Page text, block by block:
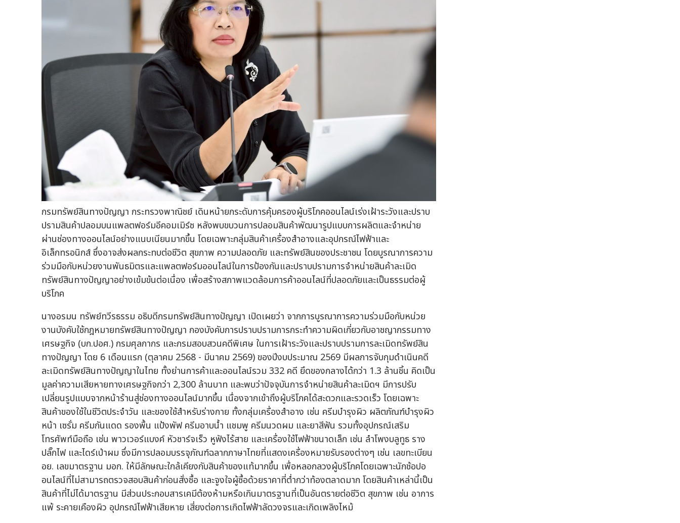
กรมทรัพย์สินทางปัญญา กระทรวงพาณิชย์ เดินหน้ายกระดับการคุ้มครองผู้บริโภคออนไลน์เร่งเฝ้าระวังและปราบ
ปรามสินค้าปลอมบนแพลตฟอร์มอีคอมเมิร์ซ หลังพบขบวนการปลอมสินค้าพัฒนารูปแบบการผลิตและจำหน่าย
ผ่านช่องทางออนไลน์อย่างแนบเนียนมากขึ้น โดยเฉพาะกลุ่มสินค้าเครื่องสำอางและอุปกรณ์ไฟฟ้าและ
อิเล็กทรอนิกส์ ซึ่งอาจส่งผลกระทบต่อชีวิต สุขภาพ ความปลอดภัย และทรัพย์สินของประชาชน โดยบูรณาการความ
ร่วมมือกับหน่วยงานพันธมิตรและแพลตฟอร์มออนไลน์ในการป้องกันและปราบปรามการจำหน่ายสินค้าละเมิด
ทรัพย์สินทางปัญญาอย่างเข้มข้นต่อเนื่อง เพื่อสร้างสภาพแวดล้อมการค้าออนไลน์ที่ปลอดภัยและเป็นธรรมต่อผู้
บริโภค
นางอรมน ทรัพย์ทวีรธรรม อธิบดีกรมทรัพย์สินทางปัญญา เปิดเผยว่า จากการบูรณาการความร่วมมือกับหน่วย
งานบังคับใช้กฎหมายทรัพย์สินทางปัญญา กองบังคับการปราบปรามการกระทำความผิดเกี่ยวกับอาชญากรรมทาง
เศรษฐกิจ (บก.ปอศ.) กรมศุลกากร และกรมสอบสวนคดีพิเศษ ในการเฝ้าระวังและปราบปรามการละเมิดทรัพย์สิน
ทางปัญญา โดย 6 เดือนแรก (ตุลาคม 2568 - มีนาคม 2569) ของปีงบประมาณ 2569 มีผลการจับกุมดำเนินคดี
ละเมิดทรัพย์สินทางปัญญาในไทย ทั้งย่านการค้าและออนไลน์รวม 332 คดี ยึดของกลางได้กว่า 1.3 ล้านชิ้น คิดเป็น
มูลค่าความเสียหายทางเศรษฐกิจกว่า 2,300 ล้านบาท และพบว่าปัจจุบันการจำหน่ายสินค้าละเมิดฯ มีการปรับ
เปลี่ยนรูปแบบจากหน้าร้านสู่ช่องทางออนไลน์มากขึ้น เนื่องจากเข้าถึงผู้บริโภคได้สะดวกและรวดเร็ว โดยเฉพาะ
สินค้าของใช้ในชีวิตประจำวัน และของใช้สำหรับร่างกาย ทั้งกลุ่มเครื่องสำอาง เช่น ครีมบำรุงผิว ผลิตภัณฑ์บำรุงผิว
หน้า เซรั่ม ครีมกันแดด รองพื้น แป้งพัฟ ครีมอาบน้ำ แชมพู ครีมนวดผม และยาสีฟัน รวมทั้งอุปกรณ์เสริม
โทรศัพท์มือถือ เช่น พาวเวอร์แบงค์ หัวชาร์จเร็ว หูฟังไร้สาย และเครื่องใช้ไฟฟ้าขนาดเล็ก เช่น ลำโพงบลูทูธ ราง
ปลั๊กไฟ และไดร์เป่าผม ซึ่งมีการปลอมบรรจุภัณฑ์ฉลากภาษาไทยที่แสดงเครื่องหมายรับรองต่างๆ เช่น เลขทะเบียน
อย. เลขมาตรฐาน มอก. ให้มีลักษณะใกล้เคียงกับสินค้าของแท้มากขึ้น เพื่อหลอกลวงผู้บริโภคโดยเฉพาะนักช้อปอ
อนไลน์ที่ไม่สามารถตรวจสอบสินค้าก่อนสั่งซื้อ และจูงใจผู้ซื้อด้วยราคาที่ต่ำกว่าท้องตลาดมาก โดยสินค้าเหล่านี้เป็น
สินค้าที่ไม่ได้มาตรฐาน มีส่วนประกอบสารเคมีต้องห้ามหรือเกินมาตรฐานที่เป็นอันตรายต่อชีวิต สุขภาพ เช่น อาการ
แพ้ ระคายเคืองผิว อุปกรณ์ไฟฟ้าเสียหาย เสี่ยงต่อการเกิดไฟฟ้าลัดวงจรและเกิดเพลิงไหม้